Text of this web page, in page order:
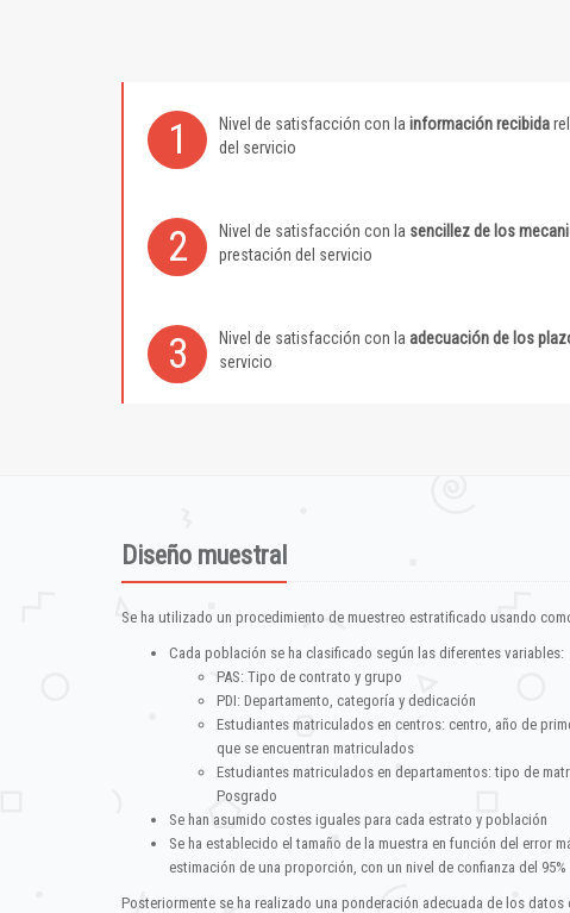
1 Nivel de satisfacción con la información recibida
del servicio
2 Nivel de satisfacción con la sencillez de los
prestación del servicio
3 Nivel de satisfacción con la adecuación de los
servicio
Diseño muestral
Se ha utilizado un procedimiento de muestreo estratificado usando
Cada población se ha clasificado según las diferentes variables:
PAS: Tipo de contrato y grupo
PDI: Departamento, categoría y dedicación
Estudiantes matriculados en centros: centro, año de
que se encuentran matriculados
Estudiantes matriculados en departamentos: tipo de
Posgrado
Se han asumido costes iguales para cada estrato y población
Se ha establecido el tamaño de la muestra en función del error
estimación de una proporción, con un nivel de confianza del 95%
Posteriormente se ha realizado una ponderación adecuada de los datos